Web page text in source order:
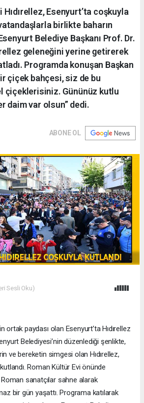
Hıdırellez, Esenyurt’ta coşkuyla
birlikte baharın
Belediye Başkanı Prof. Dr.
geleneğini yerine getirerek
Programda konuşan Başkan
çiçek bahçesi, siz de bu
çiçeklerisiniz. Gününüz kutlu
daim var olsun” dedi.
ABONE OL
Sesli Oku)
ortak paydası olan Esenyurt’ta Hıdırellez
Belediyesi’nin düzenlediği şenlikte,
ve bereketin simgesi olan Hıdırellez,
Roman Kültür Evi önünde
sanatçılar sahne alarak
bir gün yaşattı. Programa katılarak